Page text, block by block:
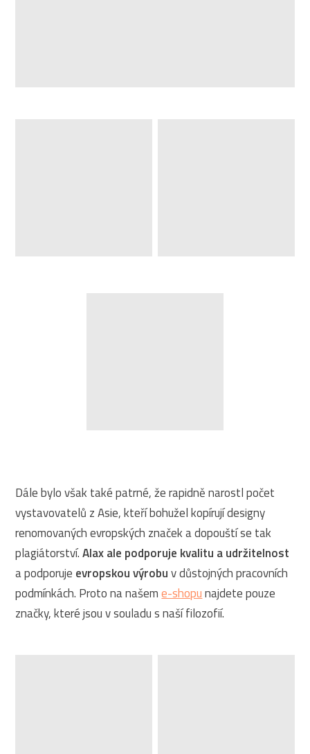
Dále bylo však také patrné, že rapidně narostl počet
vystavovatelů z Asie, kteří bohužel kopírují designy
renomovaných evropských značek a dopouští se tak
plagiátorství.Alax ale podporuje kvalitu a udržitelnost
a podporuje evropskou výrobuv důstojných pracovních
podmínkách. Proto na našeme-shopunajdete pouze
značky, které jsou v souladu s naší filozofií.